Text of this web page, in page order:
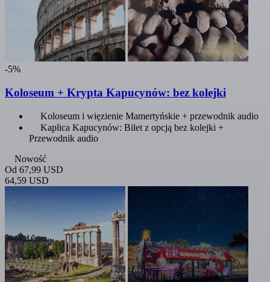
-5%
Koloseum + Krypta Kapucynów: bez kolejki
Koloseum i więzienie Mamertyńskie + przewodnik audio
Kaplica Kapucynów: Bilet z opcją bez kolejki +
Przewodnik audio
Nowość
Od 67,99 USD
64,59 USD